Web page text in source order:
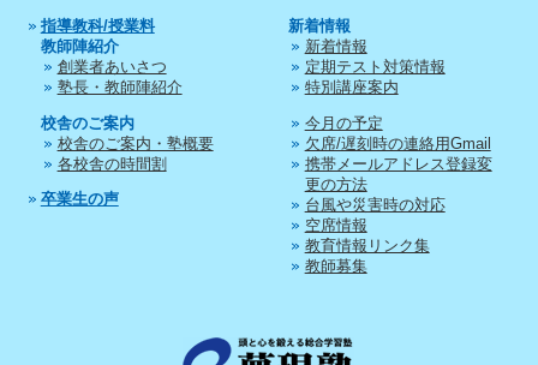
指導教科/授業料
教師陣紹介
創業者あいさつ
塾長・教師陣紹介
校舎のご案内
校舎のご案内・塾概要
各校舎の時間割
卒業生の声
新着情報
新着情報
定期テスト対策情報
特別講座案内
今月の予定
欠席/遅刻時の連絡用Gmail
携帯メールアドレス登録変
更の方法
台風や災害時の対応
空席情報
教育情報リンク集
教師募集